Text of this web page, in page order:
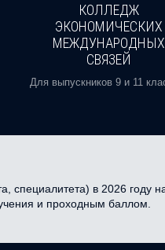
КОЛЛЕДЖ
ЭКОНОМИЧЕСКИХ
МЕЖДУНАРОДНЫХ
СВЯЗЕЙ
Для выпускников 9 и 11
в 2026 году
и проходным баллом.